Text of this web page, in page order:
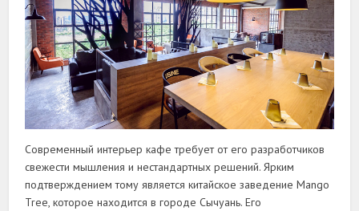
Современный интерьер кафе требует от его разработчиков
свежести мышления и нестандартных решений. Ярким
подтверждением тому является китайское заведение Mango
Tree, которое находится в городе Сычуань. Его